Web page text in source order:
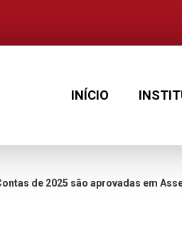
INÍCIO
de 2025 são aprovadas em Assembleia Geral